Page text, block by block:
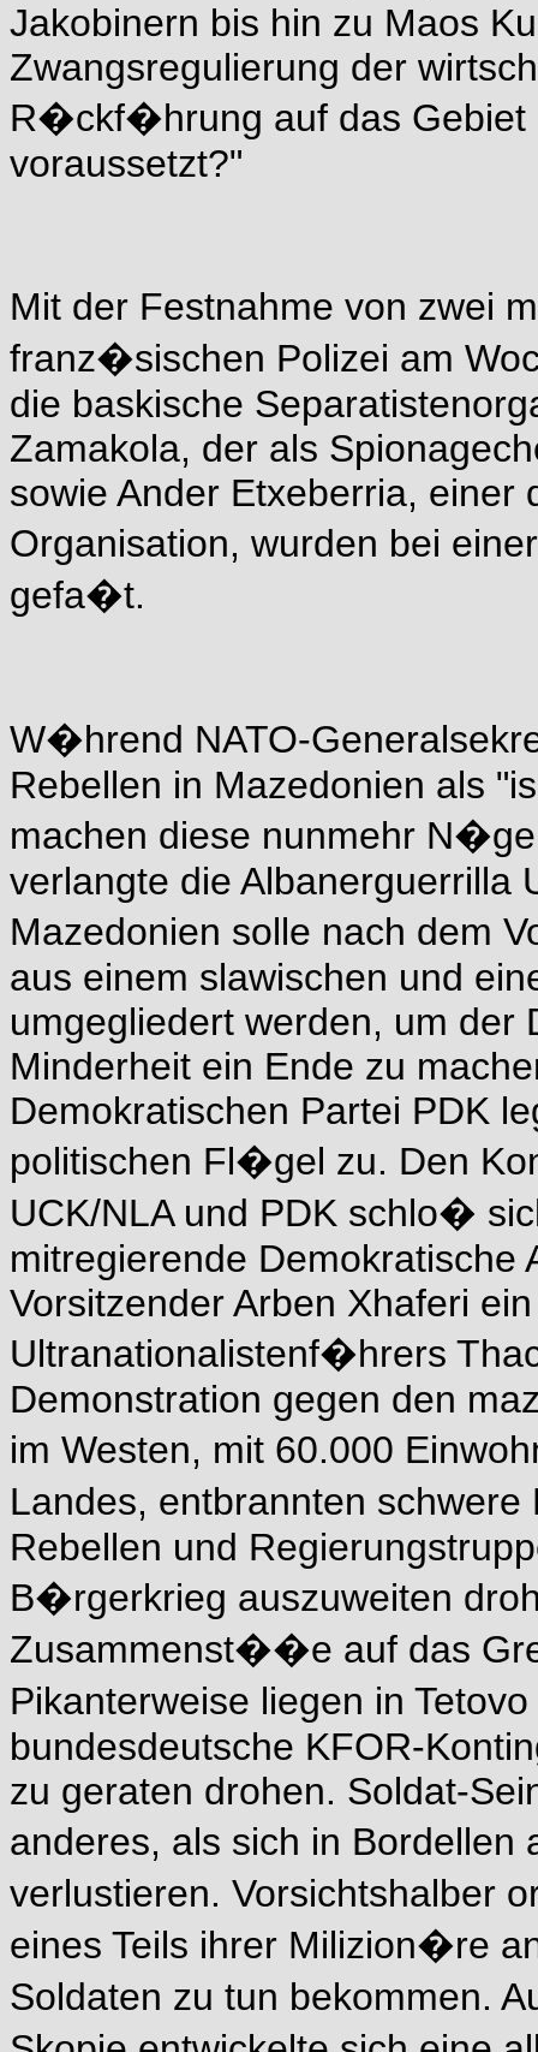
Jakobinern bis hin zu Maos
Zwangsregulierung der
R�ckf�hrung auf das Gebiet
voraussetzt?"
Mit der Festnahme von zwei
franz�sischen Polizei am
die baskische
Zamakola, der als
sowie Ander Etxeberria, einer
Organisation, wurden bei
gefa�t.
W�hrend NATO-
Rebellen in Mazedonien als
machen diese nunmehr
verlangte die Albanerguerrilla
Mazedonien solle nach dem
aus einem slawischen und
umgegliedert werden, um der
Minderheit ein Ende zu
Demokratischen Partei PDK
politischen Fl�gel zu. Den
UCK/NLA und PDK schlo�
mitregierende Demokratische
Vorsitzender Arben Xhaferi
Ultranationalistenf�hrers
Demonstration gegen den
im Westen, mit 60.000
Landes, entbrannten
Rebellen und
B�rgerkrieg auszuweiten
Zusammenst��e auf das
Pikanterweise liegen in
bundesdeutsche KFOR-
zu geraten drohen. Soldat-
anderes, als sich in
verlustieren. Vorsichtshalber
eines Teils ihrer Milizion�re
Soldaten zu tun bekommen.